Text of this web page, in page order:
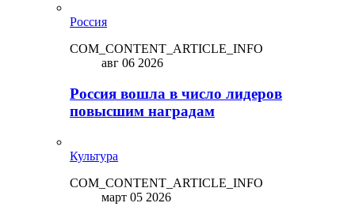
Россия
COM_CONTENT_ARTICLE_INFO
авг 06 2026
Россия вошла в число лидеров
повысшим наградам
Культура
COM_CONTENT_ARTICLE_INFO
март 05 2026